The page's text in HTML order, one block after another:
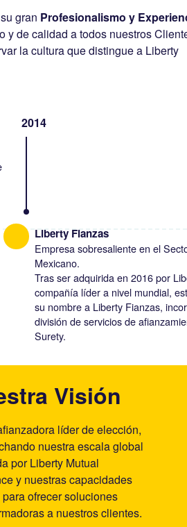
gran Profesionalismo y
y de calidad a todos nuestros
la cultura que distingue a Liberty
2014
Liberty Fianzas
Empresa sobresaliente en el
Mexicano.
Tras ser adquirida en 2016 por
compañía líder a nivel mundial,
su nombre a Liberty Fianzas,
división de servicios de
Surety.
Visión
líder de elección,
nuestra escala global
por Liberty Mutual
y nuestras capacidades
ofrecer soluciones
a nuestros clientes.